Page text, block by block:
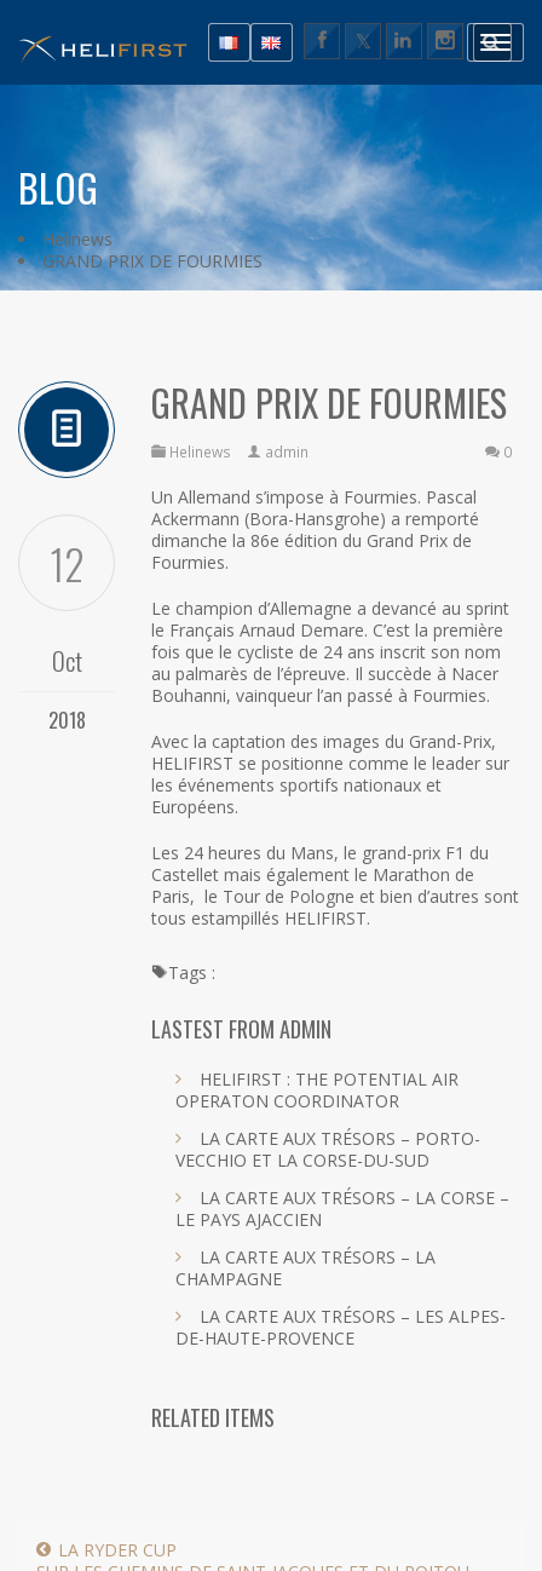
BLOG
Helinews
GRAND PRIX DE FOURMIES
12
Oct
2018
GRAND PRIX DE FOURMIES
Helinews admin 0
Un Allemand s’impose à Fourmies. Pascal
Ackermann (Bora-Hansgrohe) a remporté
dimanche la 86e édition du Grand Prix de
Fourmies.
Le champion d’Allemagne a devancé au sprint
le Français Arnaud Demare. C’est la première
fois que le cycliste de 24 ans inscrit son nom
au palmarès de l’épreuve. Il succède à Nacer
Bouhanni, vainqueur l’an passé à Fourmies.
Avec la captation des images du Grand-Prix,
HELIFIRST se positionne comme le leader sur
les événements sportifs nationaux et
Européens.
Les 24 heures du Mans, le grand-prix F1 du
Castellet mais également le Marathon de
Paris, le Tour de Pologne et bien d’autres sont
tous estampillés HELIFIRST.
Tags :
LASTEST FROM ADMIN
HELIFIRST : THE POTENTIAL AIR
OPERATON COORDINATOR
LA CARTE AUX TRÉSORS – PORTO-
VECCHIO ET LA CORSE-DU-SUD
LA CARTE AUX TRÉSORS – LA CORSE –
LE PAYS AJACCIEN
LA CARTE AUX TRÉSORS – LA
CHAMPAGNE
LA CARTE AUX TRÉSORS – LES ALPES-
DE-HAUTE-PROVENCE
RELATED ITEMS
LA RYDER CUP